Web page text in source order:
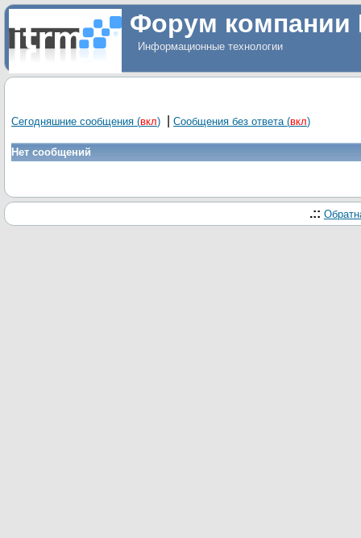
Форум компании
Информационные технологии
Сегодняшние сообщения (вкл) Сообщения без ответа (вкл)
Нет сообщений
.::